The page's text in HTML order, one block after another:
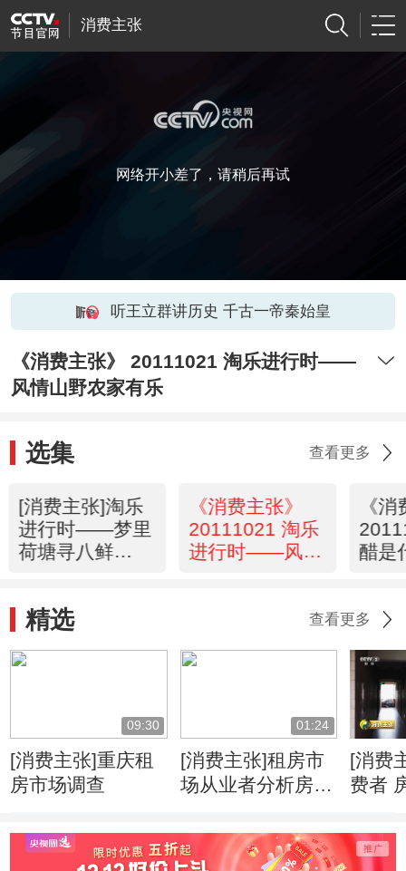
消费主张
网络开小差了，请稍后再试
听王立群讲历史 千古一帝秦始皇
《消费主张》 20111021 淘乐进行时——
风情山野农家有乐
选集 查看更多
[消费主张]淘乐
进行时——梦里
荷塘寻八鲜
《消费主张》
20111021 淘乐
进行时——风情
《
醋是
精选 查看更多
09:30
[消费主张]重庆租
房市场调查
01:24
[消费主张]租房市
场从业者分析房租
[消费
费者